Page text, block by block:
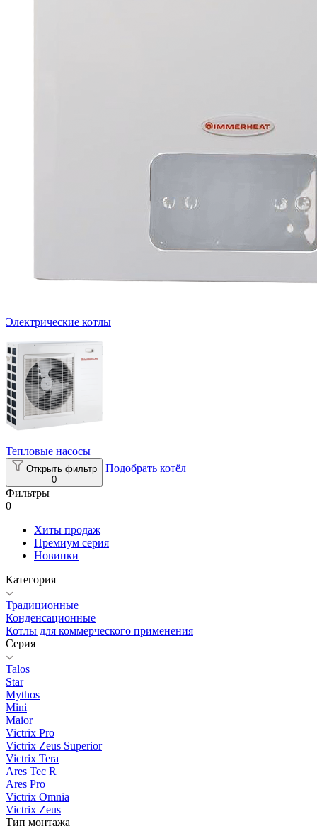
Электрические котлы
Тепловые насосы
Открыть фильтр
0
Подобрать котёл
Фильтры
0
Хиты продаж
Премиум серия
Новинки
Категория
Традиционные
Конденсационные
Котлы для коммерческого применения
Серия
Talos
Star
Mythos
Mini
Maior
Victrix Pro
Victrix Zeus Superior
Victrix Tera
Ares Tec R
Ares Pro
Victrix Omnia
Victrix Zeus
Тип монтажа